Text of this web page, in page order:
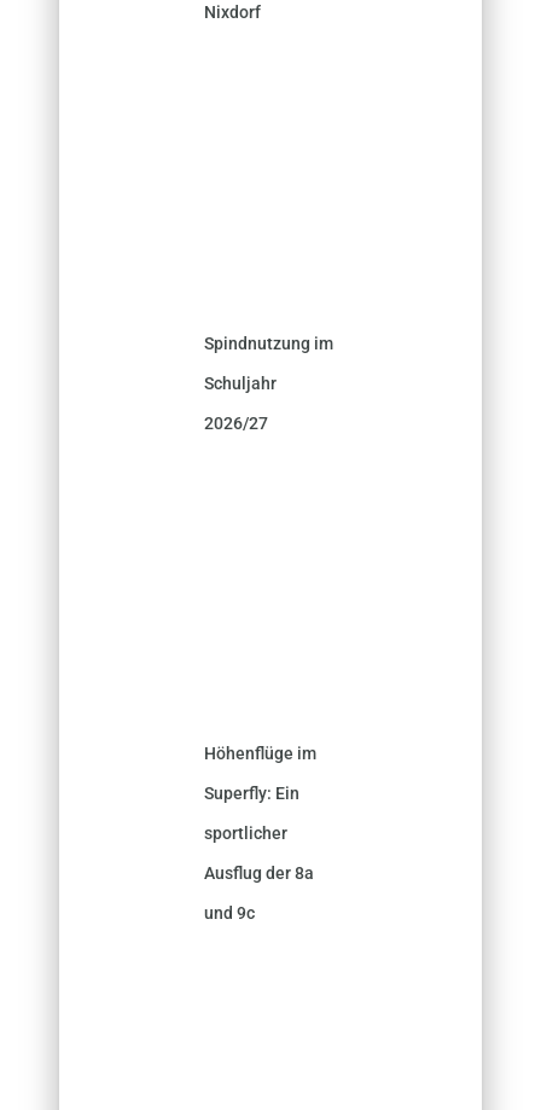
Nixdorf
Spindnutzung im
Schuljahr
2026/27
Höhenflüge im
Superfly: Ein
sportlicher
Ausflug der 8a
und 9c